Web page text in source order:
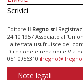
Scrivici
Editore Il Regno srl
24.10.1957 Associato
La testata usufruisce dei
Direzione e redazione Via
051 0956310
Note legali